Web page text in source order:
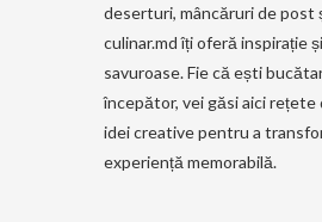
deserturi, mâncăruri de post
culinar.md îți oferă inspirație
savuroase. Fie că ești
începător, vei găsi aici
idei creative pentru a
experiență memorabilă.